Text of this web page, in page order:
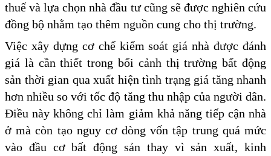
thuế và lựa chọn nhà đầu tư cũng sẽ được nghiên cứu
đồng bộ nhằm tạo thêm nguồn cung cho thị trường.
Việc xây dựng cơ chế kiểm soát giá nhà được đánh
giá là cần thiết trong bối cảnh thị trường bất động
sản thời gian qua xuất hiện tình trạng giá tăng nhanh
hơn nhiều so với tốc độ tăng thu nhập của người dân.
Điều này không chỉ làm giảm khả năng tiếp cận nhà
ở mà còn tạo nguy cơ dòng vốn tập trung quá mức
vào đầu cơ bất động sản thay vì sản xuất, kinh